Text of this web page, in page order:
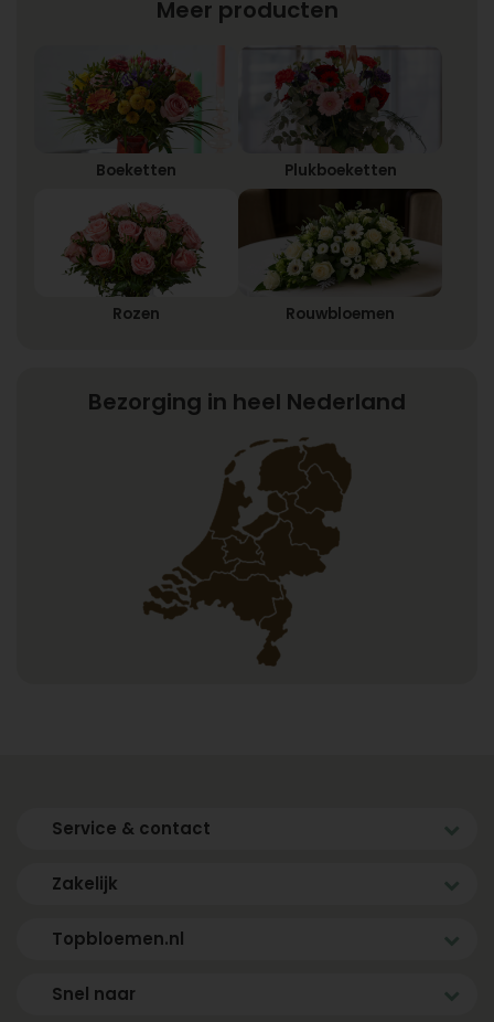
Meer producten
Boeketten Plukboeketten
Rozen Rouwbloemen
Bezorging in heel Nederland
Service & contact
Zakelijk
Topbloemen.nl
Snel naar